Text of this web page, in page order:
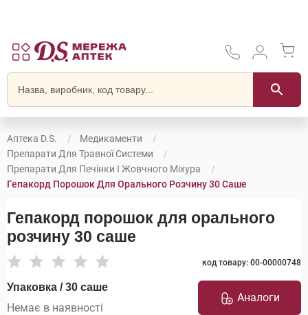
Аптека D.S.
Медикаменти
Препарати Для Травної Системи
Препарати Для Печінки І Жовчного Міхура
Гепакорд Порошок Для Орального Розчину 30 Саше
Гепакорд порошок для орального
розчину 30 саше
код товару: 00-00000748
Упаковка / 30 саше
Немає в наявності
Аналоги